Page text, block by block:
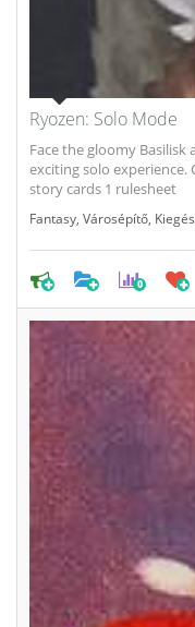
Ryozen: Solo Mode
Face the gloomy
exciting solo experience.
story cards 1 rulesheet
Fantasy, Városépítő,
0